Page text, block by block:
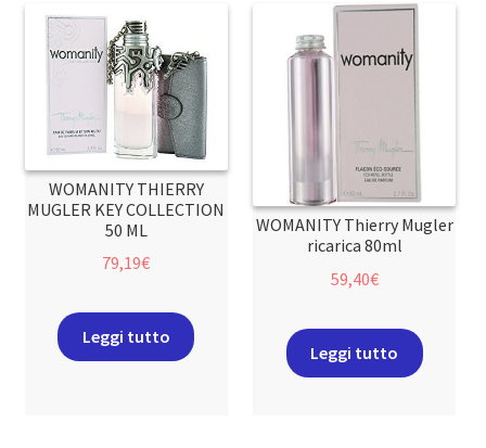
WOMANITY THIERRY
MUGLER KEY COLLECTION
50 ML
79,19€
Leggi tutto
WOMANITY Thierry Mugler
ricarica 80ml
59,40€
Leggi tutto